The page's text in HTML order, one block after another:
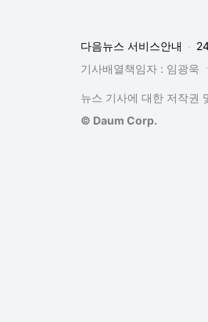
다음뉴스 서비스안내
기사배열책임자 : 임광욱
뉴스 기사에 대한 저작권
© Daum Corp.